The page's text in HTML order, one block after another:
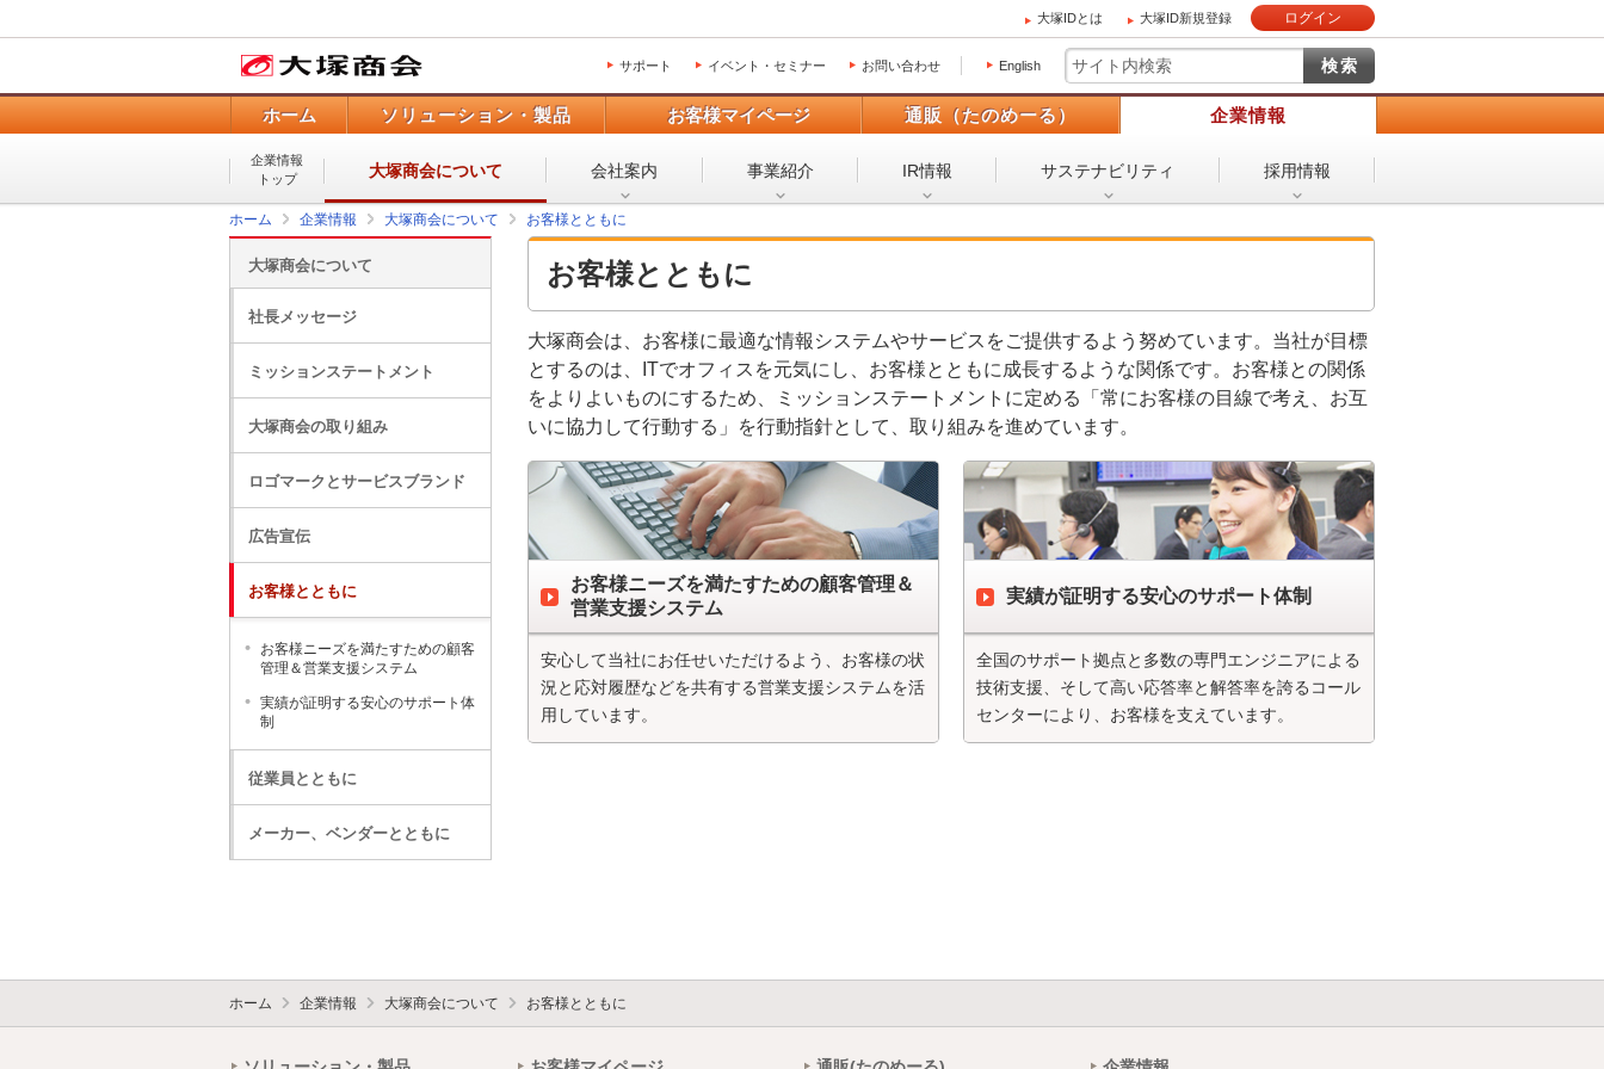
大塚IDとは 大塚ID新規登録 ログイン
サポート イベント・セミナー お問い合わせ English
ホーム ソリューション・製品 お客様マイページ 通販（たのめーる） 企業情報
企業情報
トップ
大塚商会について 会社案内 事業紹介 IR情報 サステナビリティ 採用情報
ホーム 企業情報 大塚商会について お客様とともに
お客様とともに
大塚商会は、お客様に最適な情報システムやサービスをご提供するよう努めています。当社が目標
とするのは、ITでオフィスを元気にし、お客様とともに成長するような関係です。お客様との関係
をよりよいものにするため、ミッションステートメントに定める「常にお客様の目線で考え、お互
いに協力して行動する」を行動指針として、取り組みを進めています。
お客様ニーズを満たすための顧客管理＆
営業支援システム
安心して当社にお任せいただけるよう、お客様の状
況と応対履歴などを共有する営業支援システムを活
用しています。
実績が証明する安心のサポート体制
全国のサポート拠点と多数の専門エンジニアによる
技術支援、そして高い応答率と解答率を誇るコール
センターにより、お客様を支えています。
大塚商会について
社長メッセージ
ミッションステートメント
大塚商会の取り組み
ロゴマークとサービスブランド
広告宣伝
お客様とともに
お客様ニーズを満たすための顧客
管理＆営業支援システム
実績が証明する安心のサポート体
制
従業員とともに
メーカー、ベンダーとともに
ホーム 企業情報 大塚商会について お客様とともに